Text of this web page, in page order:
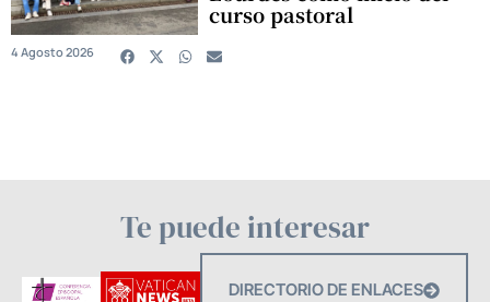
curso pastoral
4 Agosto 2026
Te puede interesar
DIRECTORIO DE ENLACES